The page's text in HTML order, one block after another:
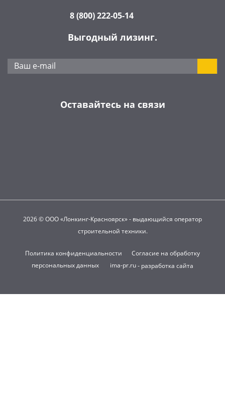
8 (800) 222-05-14
Выгодный лизинг.
Оставайтесь на связи
2026 © ООО «Лонкинг-Красноярск» - выдающийся оператор
строительной техники.
Политика конфиденциальности
Согласие на обработку
персональных данных
ima-pr.ru- разработка сайта